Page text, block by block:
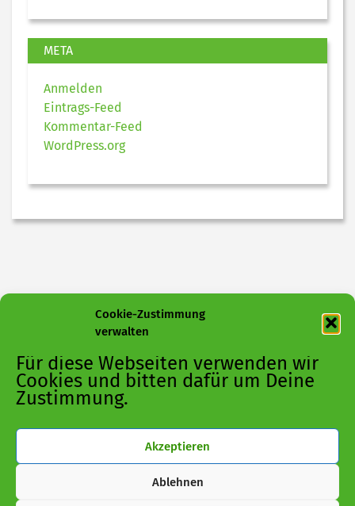
Cookie-Zustimmung
verwalten
Für diese Webseiten verwenden wir
Cookies und bitten dafür um Deine
Zustimmung.
Akzeptieren
Ablehnen
META
Anmelden
Eintrags-Feed
Kommentar-Feed
WordPress.org